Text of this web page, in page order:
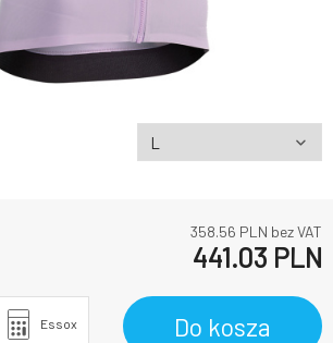
358.56 PLN bez VAT
441.03 PLN
Essox Do kosza